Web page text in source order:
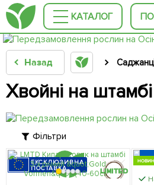
КАТАЛОГ
Назад
Хвойні на штамбі
Фільтри
ЕКСКЛЮЗИВНА
ПОСТАВКА